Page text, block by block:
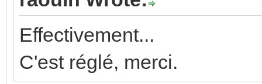
Effectivement...
C'est réglé, merci.